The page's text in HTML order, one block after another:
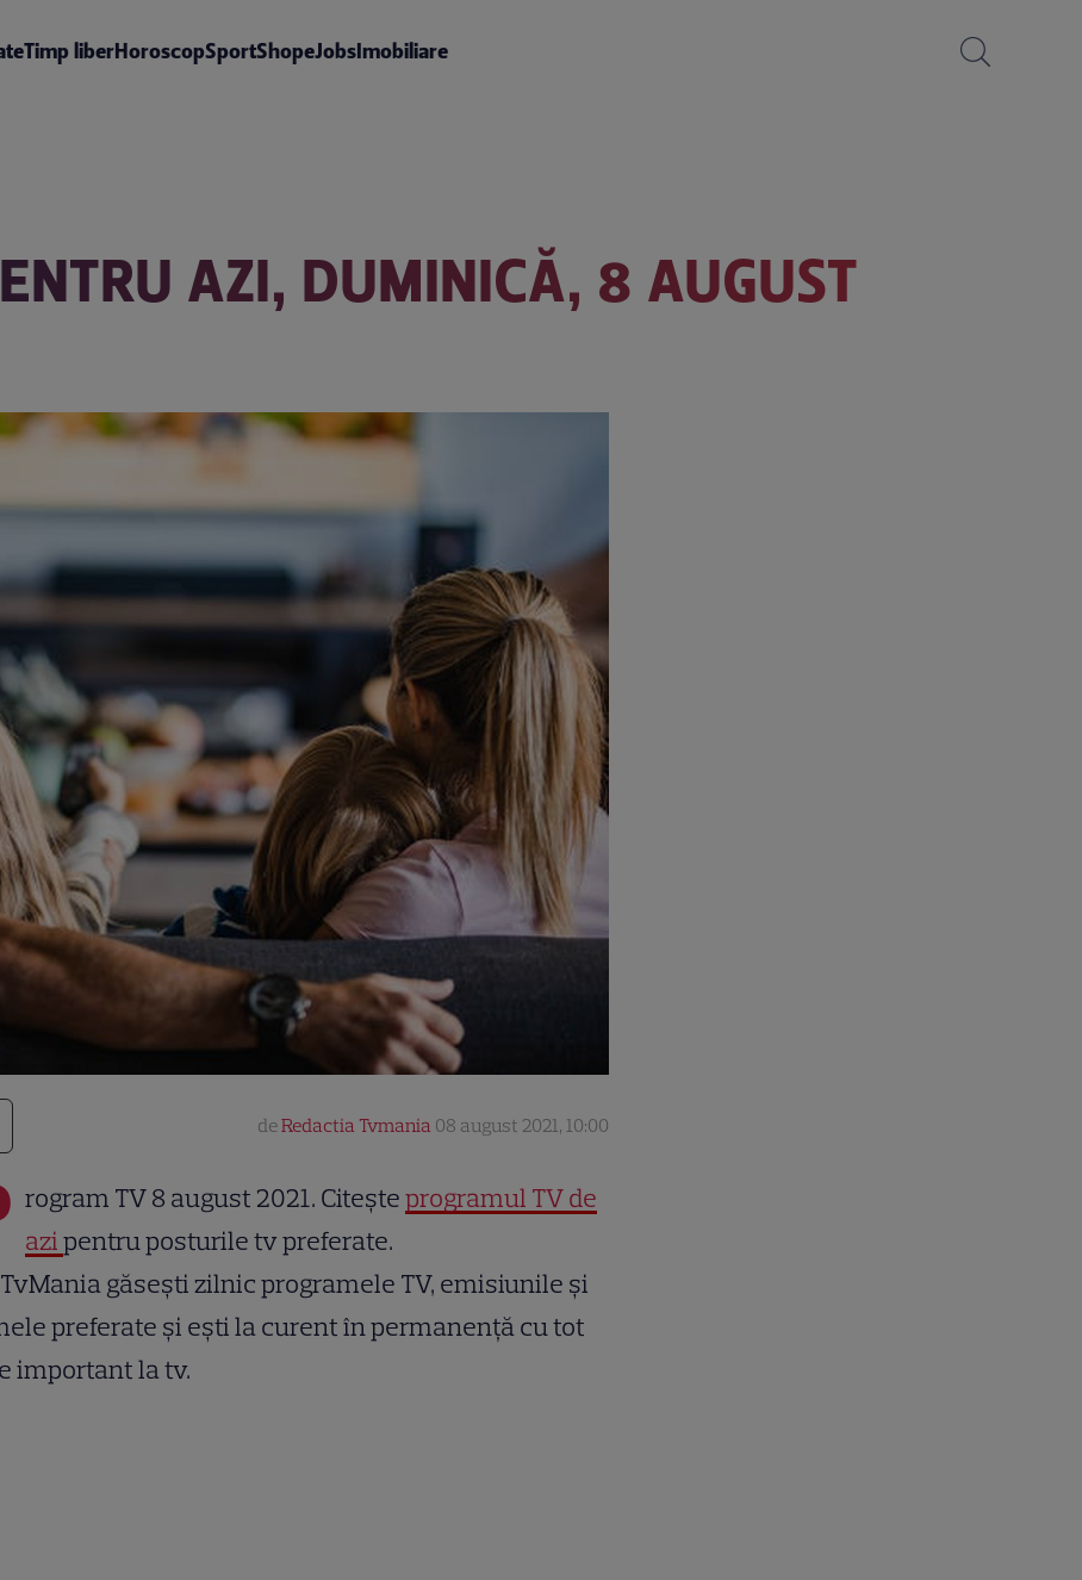
Timp liberHoroscopSportShopeJobsImobiliare
AZI, DUMINICĂ, 8 AUGUST
deRedactia Tvmania 08 august 2021, 10:00
rogram TV 8 august 2021. Citeșteprogramul TV de
azipentru posturile tv preferate.
găsești zilnic programele TV, emisiunile și
preferate și ești la curent în permanență cu tot
important la tv.